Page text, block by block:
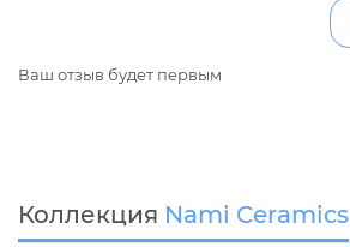
Ваш отзыв будет первым
Коллекция Nami Ceramics